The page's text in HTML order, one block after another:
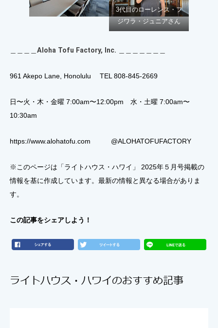
3代目のローレンス・フ
ジワラ・ジュニアさん
Aloha Tofu Factory, Inc.
961 Akepo Lane, Honolulu TEL 808-845-2669
日〜火・木・金曜 7:00am〜12:00pm 水・土曜 7:00am〜
10:30am
https://www.alohatofu.com @ALOHATOFUFACTORY
※このページは「ライトハウス・ハワイ」 2025年５月号掲載の
情報を基に作成しています。最新の情報と異なる場合がありま
す。
この記事をシェアしよう！
ライトハウス・ハワイのおすすめ記事